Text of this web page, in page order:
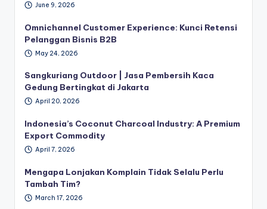
June 9, 2026
Omnichannel Customer Experience: Kunci Retensi
Pelanggan Bisnis B2B
May 24, 2026
Sangkuriang Outdoor | Jasa Pembersih Kaca
Gedung Bertingkat di Jakarta
April 20, 2026
Indonesia’s Coconut Charcoal Industry: A Premium
Export Commodity
April 7, 2026
Mengapa Lonjakan Komplain Tidak Selalu Perlu
Tambah Tim?
March 17, 2026